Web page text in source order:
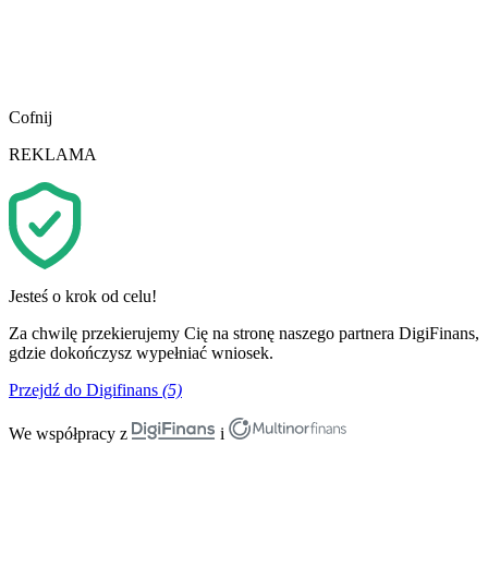
Cofnij
REKLAMA
Jesteś o krok od celu!
Za chwilę przekierujemy Cię na stronę naszego partnera DigiFinans,
gdzie dokończysz wypełniać wniosek.
Przejdź do Digifinans (5)
We współpracy z i